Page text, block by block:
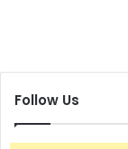
Follow Us